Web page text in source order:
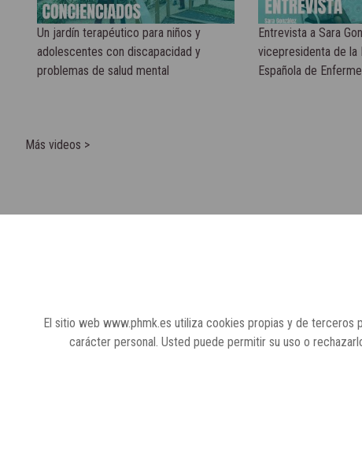
Un jardín terapéutico para niños y
adolescentes con discapacidad y
problemas de salud mental
Entrevista a Sara
vicepresidenta de la
Española de
Más videos >
El sitio web www.phmk.es utiliza cookies propias y de terceros
carácter personal. Usted puede permitir su uso o